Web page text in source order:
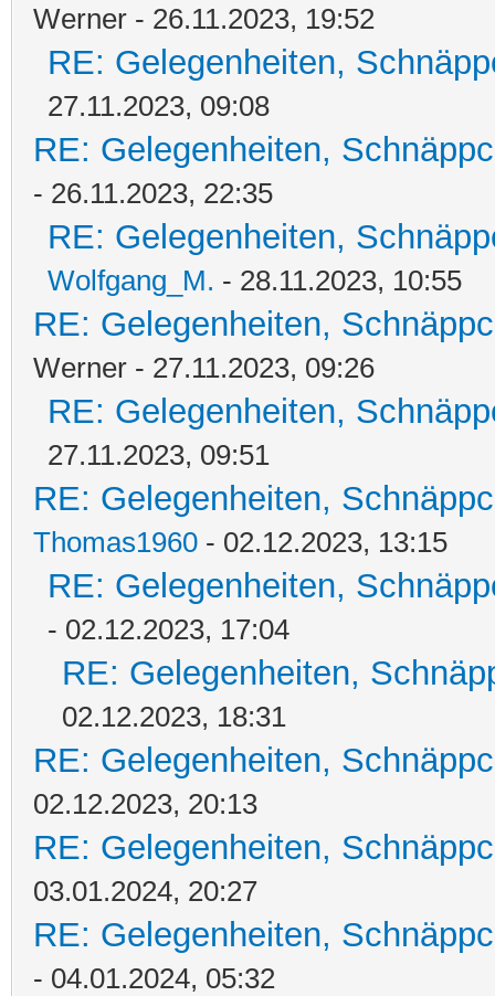
Werner - 26.11.2023, 19:52
RE: Gelegenheiten,
27.11.2023, 09:08
RE: Gelegenheiten,
- 26.11.2023, 22:35
RE: Gelegenheiten,
Wolfgang_M. - 28.11.2023, 10:55
RE: Gelegenheiten,
Werner - 27.11.2023, 09:26
RE: Gelegenheiten,
27.11.2023, 09:51
RE: Gelegenheiten,
Thomas1960 - 02.12.2023, 13:15
RE: Gelegenheiten,
- 02.12.2023, 17:04
RE: Gelegenheiten,
02.12.2023, 18:31
RE: Gelegenheiten,
02.12.2023, 20:13
RE: Gelegenheiten,
03.01.2024, 20:27
RE: Gelegenheiten,
- 04.01.2024, 05:32